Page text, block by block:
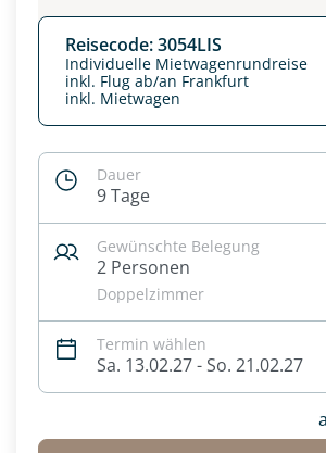
Reisecode: 3054LIS
Individuelle Mietwagenrundreise
inkl. Flug ab/an Frankfurt
inkl. Mietwagen
Dauer
9 Tage
Gewünschte Belegung
2 Personen
Doppelzimmer
Termin wählen
Sa. 13.02.27 - So. 21.02.27
Datenschutz & Transparenz ist uns
Die Anfrage wird via SSL verschlüsselt
geschickt. Mit Absenden des
Kenntnis genommen und akzeptiert